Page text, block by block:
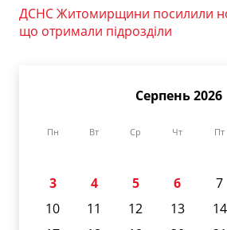
ДСНС Житомирщини посилили
що отримали підрозділи
Серпень 2026
Пн Вт Ср Чт Пт
3
4 5 6 7
10
11 12 13 14